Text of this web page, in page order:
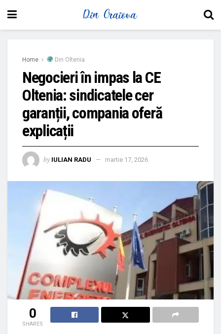
Home Din Oltenia
Negocieri în impas la CE
Oltenia: sindicatele cer
garanții, compania oferă
explicații
by IULIAN RADU martie 17, 2026
0
SHARES